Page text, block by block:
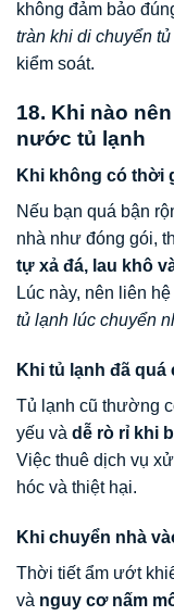
không đảm bảo
tràn khi di chuyển
kiểm soát.
18. Khi nào
nước tủ lạnh
Khi không có thời
Nếu bạn quá bận
nhà như đóng gói,
tự xả đá, lau khô
Lúc này, nên liên hệ
tủ lạnh lúc chuyển
Khi tủ lạnh đã
Tủ lạnh cũ thường
yếu và dễ rò rỉ khi
Việc thuê dịch vụ
hóc và thiệt hại.
Khi chuyển nhà
Thời tiết ẩm ướt
và nguy cơ nấm